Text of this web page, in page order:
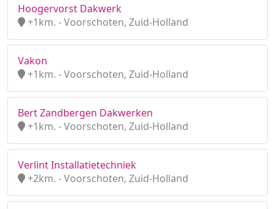
Hoogervorst Dakwerk
+1km. - Voorschoten, Zuid-Holland
Vakon
+1km. - Voorschoten, Zuid-Holland
Bert Zandbergen Dakwerken
+1km. - Voorschoten, Zuid-Holland
Verlint Installatietechniek
+2km. - Voorschoten, Zuid-Holland